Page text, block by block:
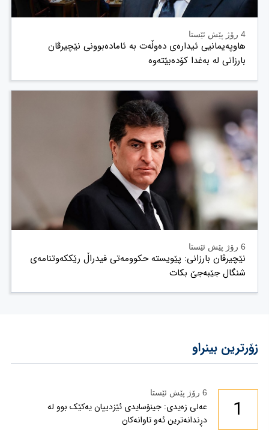
4 رۆژ پێش ئێستا
هاوپەیمانیی ئیدارەی دەوڵەت بە ئامادەبوونی نێچیرڤان
بارزانی لە بەغدا کۆدەبێتەوە
6 رۆژ پێش ئێستا
نێچیرڤان بارزانی: پێویستە حکوومەتی فیدراڵ رێککەوتنامەی
شنگال جێبەجێ بکات
زۆرترین بینراو
1
6 رۆژ پێش ئێستا
عەلی زەیدی: جینۆسایدی ئێزدییان یەکێک بوو لە
دڕندانەترین ئەو تاوانەکان